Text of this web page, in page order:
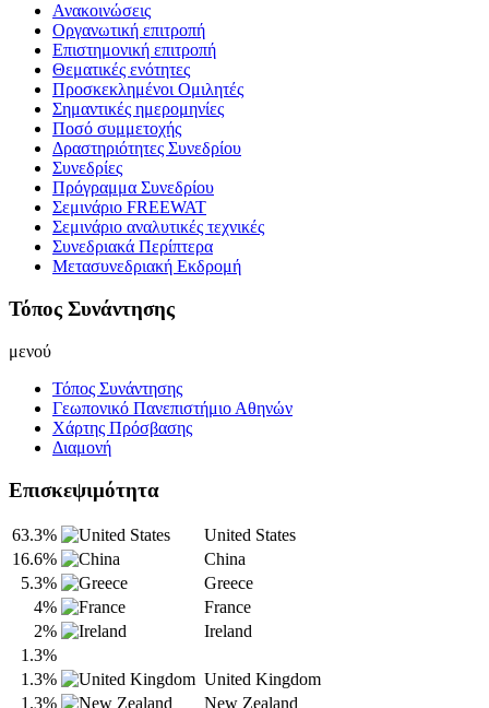
Ανακοινώσεις
Οργανωτική επιτροπή
Επιστημονική επιτροπή
Θεματικές ενότητες
Προσκεκλημένοι Ομιλητές
Σημαντικές ημερομηνίες
Ποσό συμμετοχής
Δραστηριότητες Συνεδρίου
Συνεδρίες
Πρόγραμμα Συνεδρίου
Σεμινάριο FREEWAT
Σεμινάριο αναλυτικές τεχνικές
Συνεδριακά Περίπτερα
Μετασυνεδριακή Εκδρομή
Τόπος Συνάντησης
μενού
Τόπος Συνάντησης
Γεωπονικό Πανεπιστήμιο Αθηνών
Χάρτης Πρόσβασης
Διαμονή
Επισκεψιμότητα
63.3%
United States
16.6%
China
5.3%
Greece
4%
France
2%
Ireland
1.3%
1.3%
United Kingdom
1.3%
New Zealand